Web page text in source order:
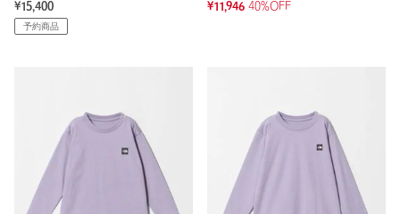
¥15,400
予約商品
¥11,946 40%OFF